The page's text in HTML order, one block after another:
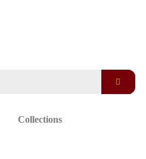
Collections